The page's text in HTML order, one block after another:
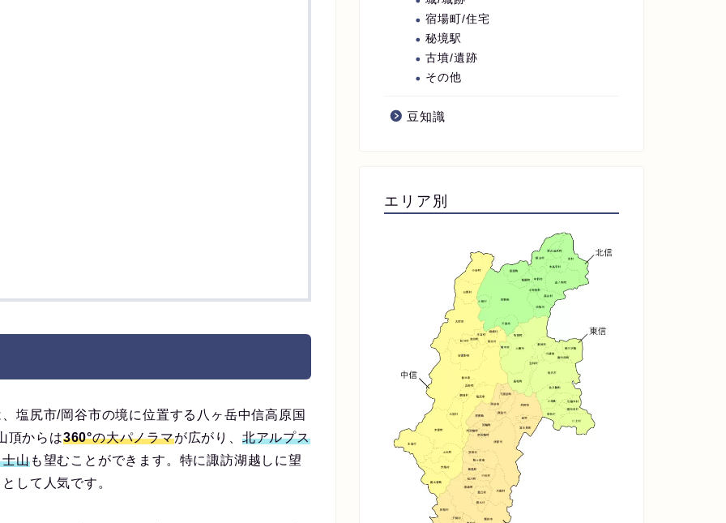
塩尻市/岡谷市の境に位置する八ヶ岳中信高原国
頂からは360°の大パノラマが広がり、 北アルプス
士山も望むことができます。特に諏訪湖越しに望
して人気です。
宿場町/住宅
秘境駅
古墳/遺跡
その他
豆知識
エリア別